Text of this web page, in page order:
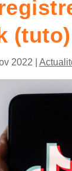
(tuto)
2022